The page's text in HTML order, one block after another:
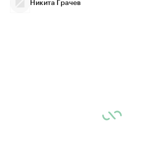
Никита Грачев